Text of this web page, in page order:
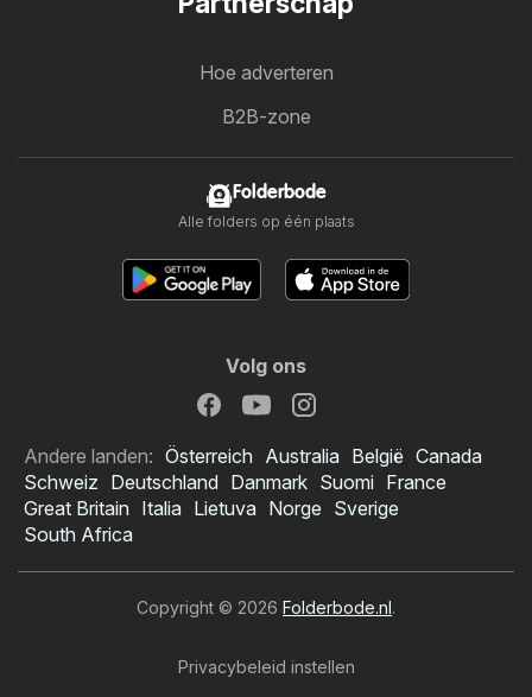
Hoe adverteren
B2B-zone
Folderbode
Alle folders op één plaats
Volg ons
Andere landen: Österreich Australia België Canada
Schweiz Deutschland Danmark Suomi France
Great Britain Italia Lietuva Norge Sverige
South Africa
Copyright © 2026 Folderbode.nl.
Privacybeleid instellen